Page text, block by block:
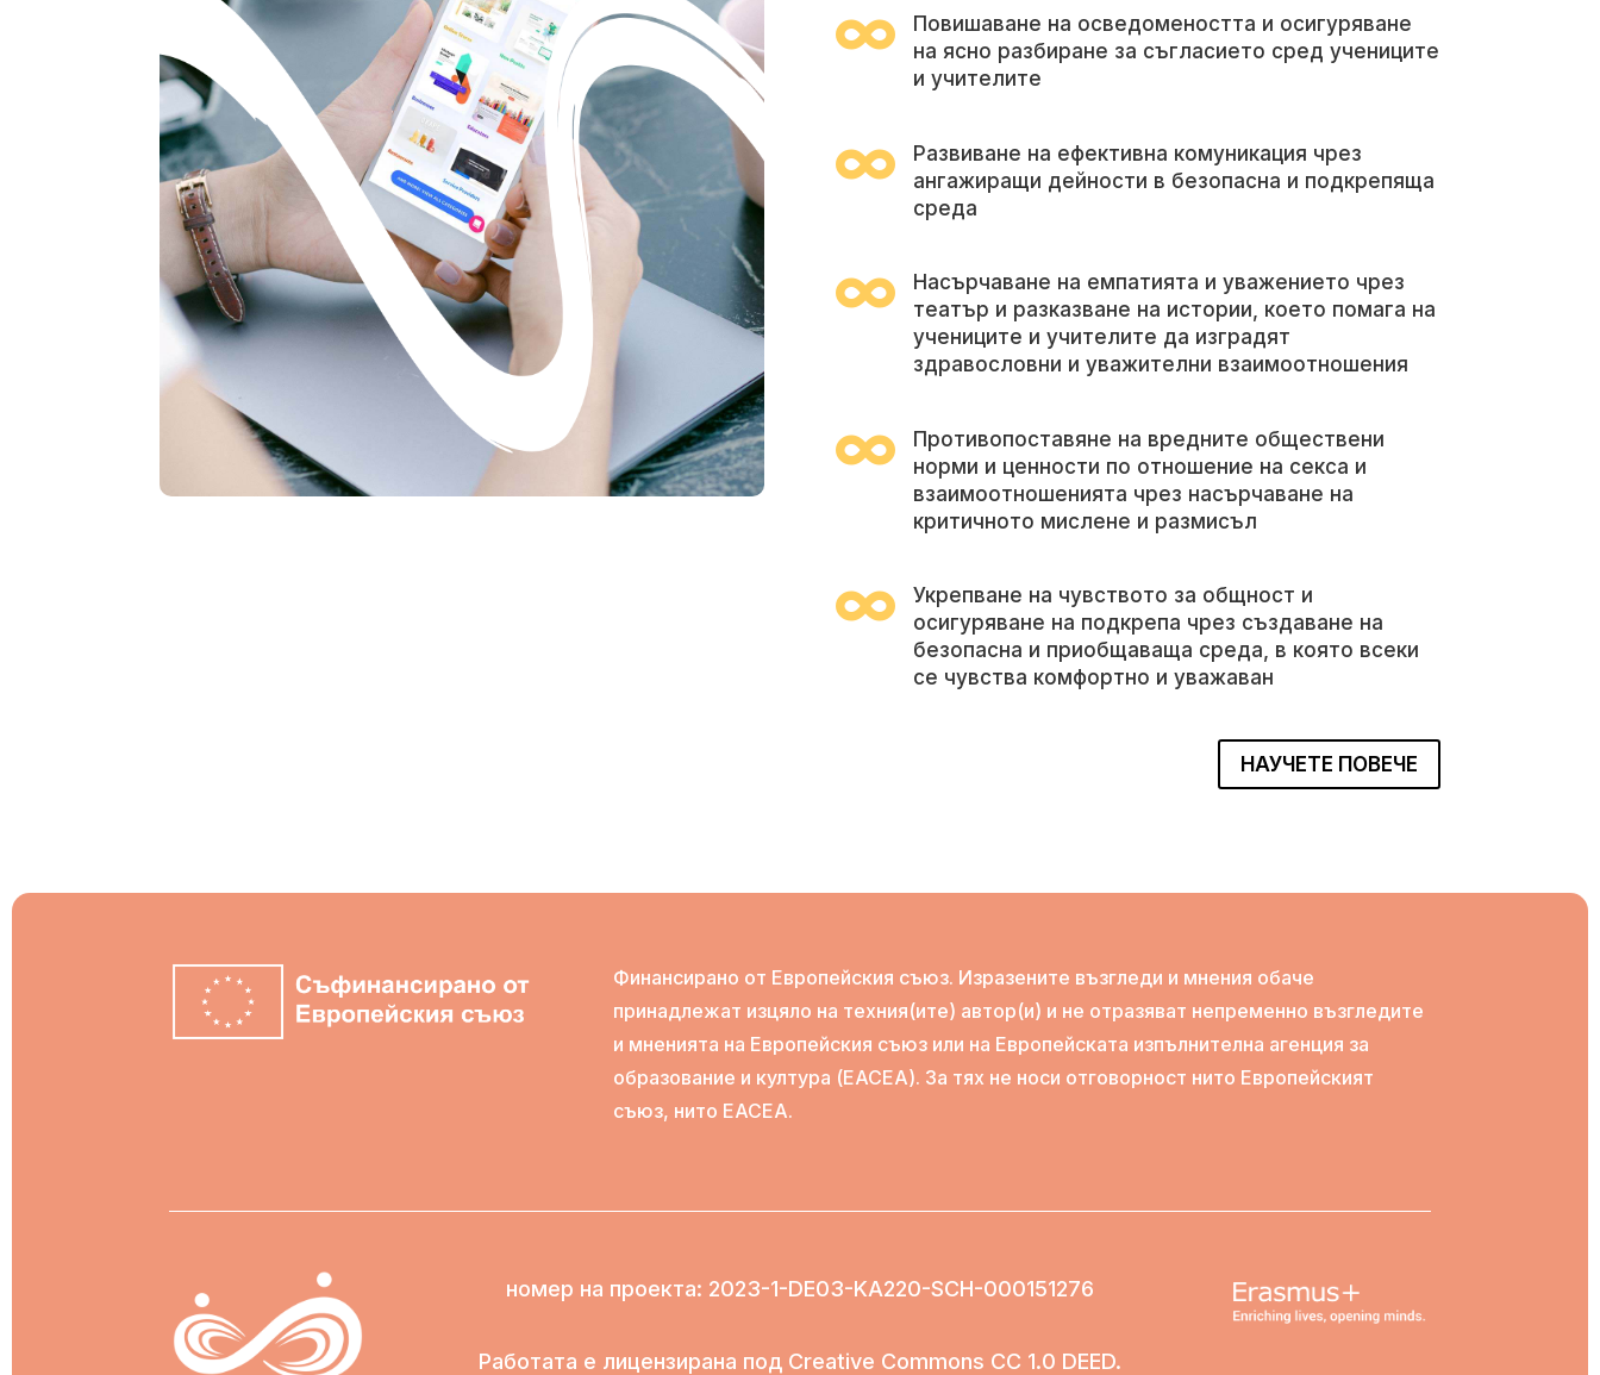

Повишаване на осведомеността и осигуряване
на ясно разбиране за съгласието сред учениците
и учителите

Развиване на ефективна комуникация чрез
ангажиращи дейности в безопасна и подкрепяща
среда

Насърчаване на емпатията и уважението чрез
театър и разказване на истории, което помага на
учениците и учителите да изградят
здравословни и уважителни взаимоотношения

Противопоставяне на вредните обществени
норми и ценности по отношение на секса и
взаимоотношенията чрез насърчаване на
критичното мислене и размисъл

Укрепване на чувството за общност и
осигуряване на подкрепа чрез създаване на
безопасна и приобщаваща среда, в която всеки
се чувства комфортно и уважаван
НАУЧЕТЕ ПОВЕЧЕ
Финансирано от Европейския съюз. Изразените възгледи и мнения обаче
принадлежат изцяло на техния(ите) автор(и) и не отразяват непременно възгледите
и мненията на Европейския съюз или на Европейската изпълнителна агенция за
образование и култура (EACEA). За тях не носи отговорност нито Европейският
съюз, нито EACEA.
номер на проекта: 2023-1-DE03-KA220-SCH-000151276
Работата е лицензирана под Creative Commons CC 1.0 DEED.